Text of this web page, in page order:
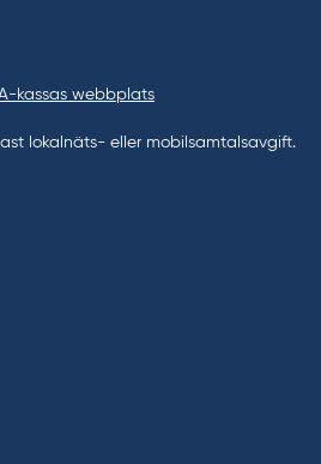
kassas webbplats
lokalnäts- eller mobilsamtalsavgift.